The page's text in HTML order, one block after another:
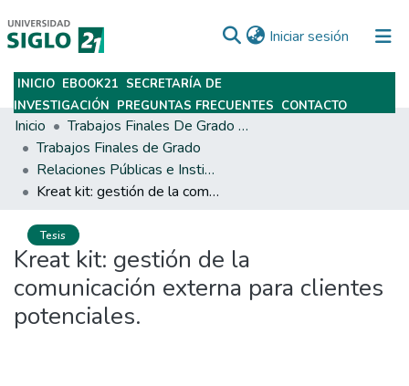
Iniciar sesión (current)
Subir
INICIO EBOOK21 SECRETARÍA DE
INVESTIGACIÓN PREGUNTAS FRECUENTES CONTACTO
Inicio
Trabajos Finales De Grado Y Posgrado
Trabajos Finales de Grado
Relaciones Públicas e Institucionales
Kreat kit: gestión de la comunicación externa para clientes potenciales.
Tesis
Kreat kit: gestión de la
comunicación externa para clientes
potenciales.